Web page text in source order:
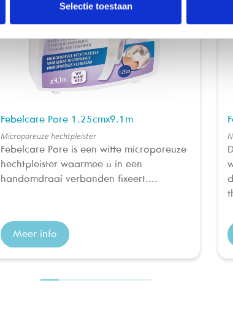
Selectie toestaan
Febelcare Pore 1.25cmx9.1m
Microporeuze hechtpleister
Febelcare Pore is een witte microporeuze
hechtpleister waarmee u in een
handomdraai verbanden fixeert....
Meer info